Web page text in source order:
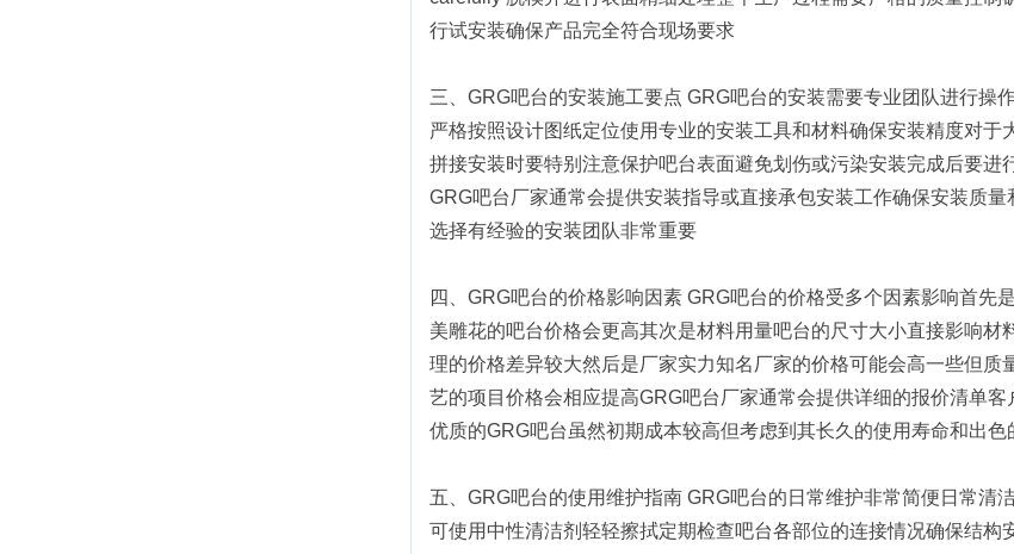
行试安装确保产品完全符合现场要求
三、GRG吧台的安装施工要点 GRG吧台的安装需要专业团队进行
严格按照设计图纸定位使用专业的安装工具和材料确保安装精度对
拼接安装时要特别注意保护吧台表面避免划伤或污染安装完成后要
GRG吧台厂家通常会提供安装指导或直接承包安装工作确保安装质
选择有经验的安装团队非常重要
四、GRG吧台的价格影响因素 GRG吧台的价格受多个因素影响首
美雕花的吧台价格会更高其次是材料用量吧台的尺寸大小直接影响
理的价格差异较大然后是厂家实力知名厂家的价格可能会高一些但
艺的项目价格会相应提高GRG吧台厂家通常会提供详细的报价清单
优质的GRG吧台虽然初期成本较高但考虑到其长久的使用寿命和出
五、GRG吧台的使用维护指南 GRG吧台的日常维护非常简便日常
可使用中性清洁剂轻轻擦拭定期检查吧台各部位的连接情况确保结